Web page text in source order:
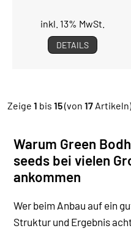
inkl. 13% MwSt.
DETAILS
Zeige 1 bis 15(von 17 Artikeln)
Warum Green
seeds bei vielen
ankommen
Wer beim Anbau auf ein
Struktur und Ergebnis